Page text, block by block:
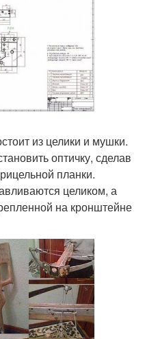
из целики и мушки.
оптичку, сделав
планки.
целиком, а
на кронштейне